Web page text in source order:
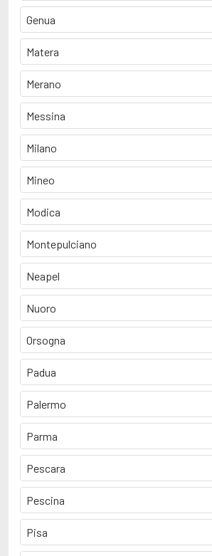
Genua
Matera
Merano
Messina
Milano
Mineo
Modica
Montepulciano
Neapel
Nuoro
Orsogna
Padua
Palermo
Parma
Pescara
Pescina
Pisa